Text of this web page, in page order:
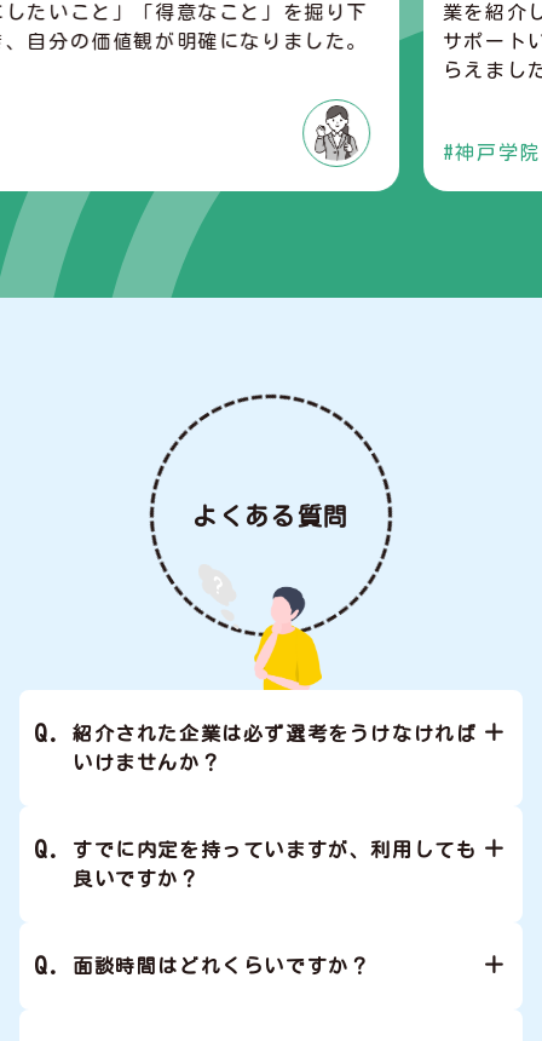
と」「得意なこと」を掘り下
価値観が明確になりました。
業を紹介しても
サポートいただ
らえました。
神戸学院大学卒
よくある質問
紹介された企業は必ず選考をうけなければ
いけませんか？
すでに内定を持っていますが、利用しても
良いですか？
面談時間はどれくらいですか？